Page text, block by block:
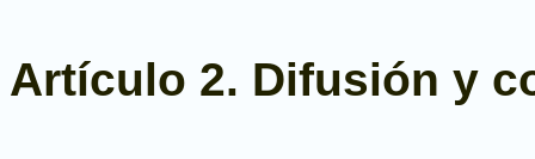
Artículo 2. Difusión y